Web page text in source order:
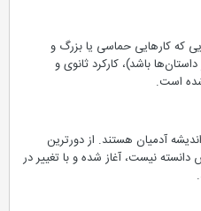
که کارهایی حماسی یا بزرگ و
باشد)، کارکرد ثانوی و
است.
آدمیان هستند. از دورترین
نیست، آغاز شده و با تغییر در